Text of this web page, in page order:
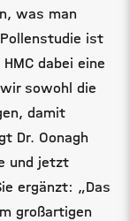
was man
ist
dabei eine
sowohl die
damit
Dr. Oonagh
und jetzt
ergänzt: „Das
großartigen